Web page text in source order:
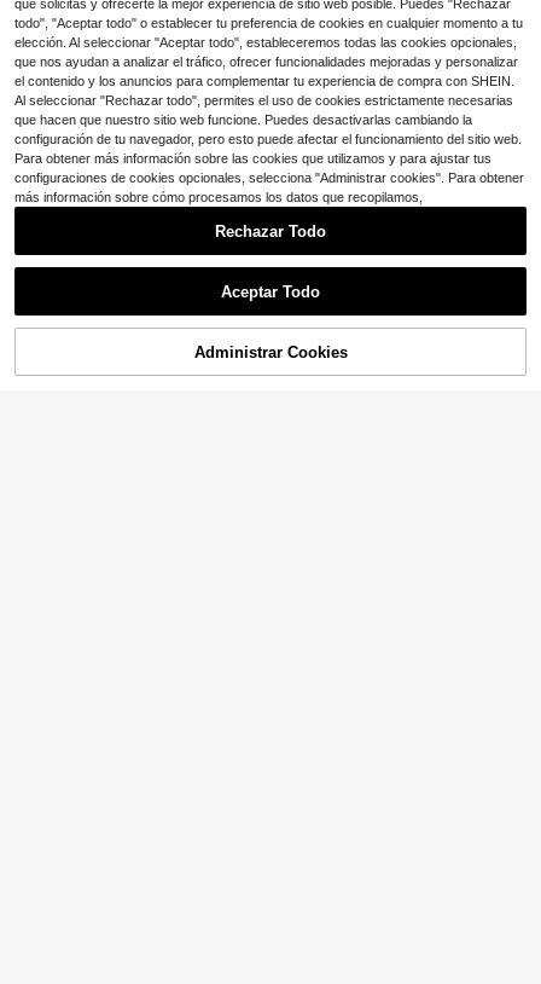
$ .89 -13% con cupón
de mesa de hotel, jarrón, decoració
n minimalista de sala de estar, sala
de exposiciones, decoración del ho
gar, jarrón, decoración central, deco
ración de mesa, Día de San Valentín
¡32% DE DESCUENTO! AÑADIR A LA BOLSA
que solicitas y ofrecerte la mejor experiencia de sitio web posible. Puedes "Rechazar
todo", "Aceptar todo" o establecer tu preferencia de cookies en cualquier momento a tu
elección. Al seleccionar "Aceptar todo", estableceremos todas las cookies opcionales,
que nos ayudan a analizar el tráfico, ofrecer funcionalidades mejoradas y personalizar
el contenido y los anuncios para complementar tu experiencia de compra con SHEIN.
Al seleccionar "Rechazar todo", permites el uso de cookies estrictamente necesarias
que hacen que nuestro sitio web funcione. Puedes desactivarlas cambiando la
configuración de tu navegador, pero esto puede afectar el funcionamiento del sitio web.
Para obtener más información sobre las cookies que utilizamos y para ajustar tus
configuraciones de cookies opcionales, selecciona "Administrar cookies". Para obtener
más información sobre cómo procesamos los datos que recopilamos,
Rechazar Todo
Aceptar Todo
Administrar Cookies